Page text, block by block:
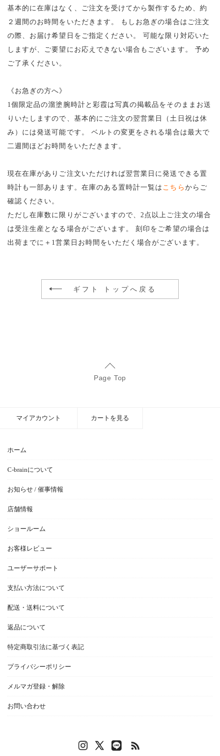
基本的に在庫はなく、ご注文を受けてから製作するため、約
２週間のお時間をいただきます。
もしお急ぎの場合はご注文
の際、お届け希望日をご指定ください。
可能な限り対応いた
しますが、ご要望にお応えできない場合もございます。
予め
ご了承ください。
《お急ぎの方へ》
1個限定品の溜塗腕時計と彩霞は写真の掲載品をそのままお送
りいたしますので、基本的にご注文の翌営業日（土日祝は休
み）には発送可能です。
ベルトの変更をされる場合は最大で
二週間ほどお時間をいただきます。
現在在庫がありご注文いただければ翌営業日に発送できる置
時計も一部あります。在庫のある置時計一覧は こちら からご
確認ください。
ただし在庫数に限りがございますので、2点以上ご注文の場合
は受注生産となる場合がございます。
刻印をご希望の場合は
出荷までに＋1営業日お時間をいただく場合がございます。
ギフト トップへ戻る
Page Top
ホーム
C-brainについて
お知らせ / 催事情報
店舗情報
ショールーム
お客様レビュー
ユーザーサポート
支払い方法について
配送・送料について
返品について
特定商取引法に基づく表記
プライバシーポリシー
メルマガ登録・解除
お問い合わせ
マイアカウント カートを見る